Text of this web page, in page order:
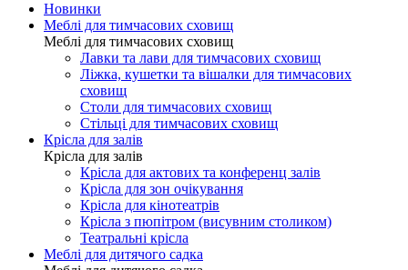
Новинки
Меблі для тимчасових сховищ
Меблі для тимчасових сховищ
Лавки та лави для тимчасових сховищ
Ліжка, кушетки та вішалки для тимчасових
сховищ
Столи для тимчасових сховищ
Стільці для тимчасових сховищ
Крісла для залів
Крісла для залів
Крісла для актових та конференц залів
Крісла для зон очікування
Крісла для кінотеатрів
Крісла з пюпітром (висувним столиком)
Театральні крісла
Меблі для дитячого садка